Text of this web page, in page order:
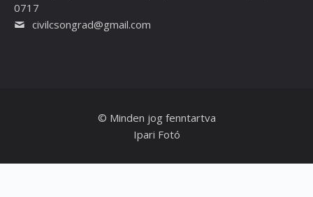
0717
civilcsongrad@gmail.com
© Minden jog fenntartva
Ipari Fotó